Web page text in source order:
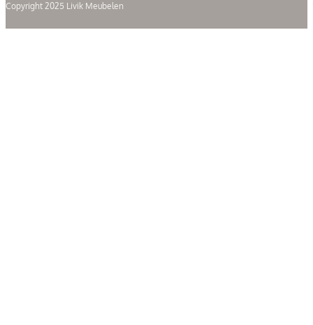
Copyright 2025 Livik Meubelen